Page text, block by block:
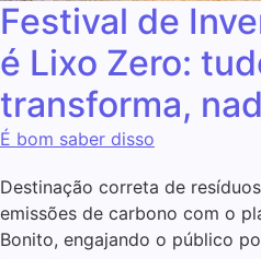
Festival de
é Lixo Zero:
transforma,
É bom saber disso
Destinação correta de
emissões de carbono com o
Bonito, engajando o público